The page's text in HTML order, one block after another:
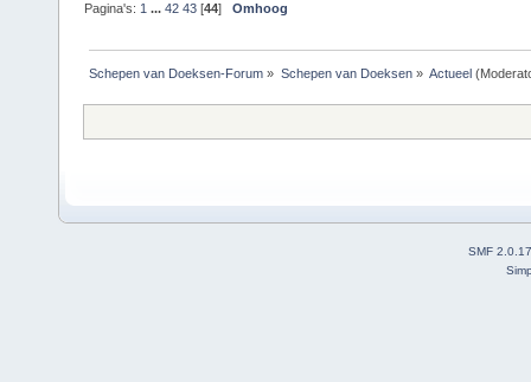
Pagina's: 1 ...42 43 [44]Omhoog
Schepen van Doeksen-Forum » Schepen van Doeksen» Actueel
SMF 2.0.17